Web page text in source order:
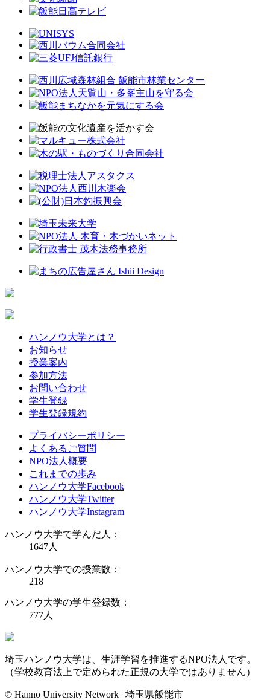
ハンノウ大学とは？
お知らせ
授業案内
参加方法
お問い合わせ
学生登録
学生登録規約
プライバシーポリシー
よくあるご質問
NPO法人概要
これまでの歩み
ハンノウ大学Facebook
ハンノウ大学Twitter
ハンノウ大学Instagram
ハンノウ大学で学んだ人：
1647人
ハンノウ大学での授業数：
218
ハンノウ大学の学生登録数：
777人
埼玉ハンノウ大学は、生涯学習を推進するNPO法人です。
（学校教育法上で定められた正規の大学ではありません）
© Hanno University Network | 埼玉県飯能市